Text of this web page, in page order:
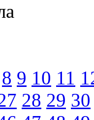
8 9 10 11
28 29 30